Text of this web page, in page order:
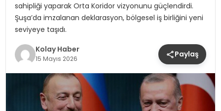
sahipliği yaparak Orta Koridor vizyonunu güçlendirdi.
Şuşa’da imzalanan deklarasyon, bölgesel iş birliğini yeni
seviyeye taşıdı.
Kolay Haber
15 Mayıs 2026 Paylaş